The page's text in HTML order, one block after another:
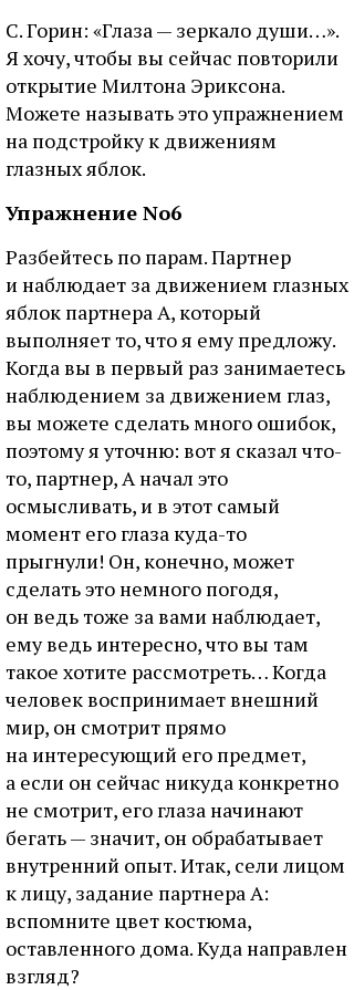
С. Горин: «Глаза — зеркало души…».
Я хочу, чтобы вы сейчас повторили
открытие Милтона Эриксона.
Можете называть это упражнением
на подстройку к движениям
глазных яблок.
Упражнение No6
Разбейтесь по парам. Партнер
и наблюдает за движением глазных
яблок партнера А, который
выполняет то, что я ему предложу.
Когда вы в первый раз занимаетесь
наблюдением за движением глаз,
вы можете сделать много ошибок,
поэтому я уточню: вот я сказал что-
то, партнер, А начал это
осмысливать, и в этот самый
момент его глаза куда-то
прыгнули! Он, конечно, может
сделать это немного погодя,
он ведь тоже за вами наблюдает,
ему ведь интересно, что вы там
такое хотите рассмотреть… Когда
человек воспринимает внешний
мир, он смотрит прямо
на интересующий его предмет,
а если он сейчас никуда конкретно
не смотрит, его глаза начинают
бегать — значит, он обрабатывает
внутренний опыт. Итак, сели лицом
к лицу, задание партнера А:
вспомните цвет костюма,
оставленного дома. Куда направлен
взгляд?